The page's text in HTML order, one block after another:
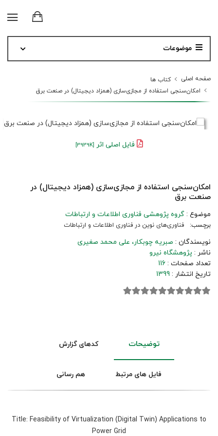
موضوعات
صفحه اصلی
کتاب ها
امکان‌سنجی استفاده از مجازی‌سازی (همزاد دیجیتال) در صنعت برق
فایل اصلی اثر [3939K]
امکان‌سنجی استفاده از مجازی‌سازی (همزاد دیجیتال) در
صنعت برق
موضوع : گروه پژوهشی فناوری اطلاعات و ارتباطات
برچسب: فناوری‌های نوین در فناوری اطلاعات و ارتباطات
نویسندگان : صبریه چوبکار علی محمد صغیری
ناشر : پژوهشگاه نیرو
تعداد صفحات : 116
تاریخ انتشار : 1399
توضیحات کدهای گزارش
فایل های مرتبط هم رسانی
Title: Feasibility of Virtualization (Digital Twin) Applications to
Power Grid